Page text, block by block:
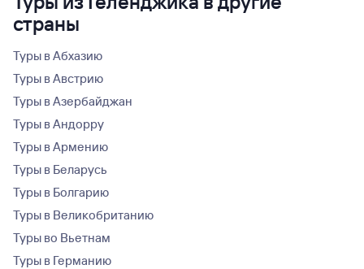
страны
Туры в Абхазию
Туры в Австрию
Туры в Азербайджан
Туры в Андорру
Туры в Армению
Туры в Беларусь
Туры в Болгарию
Туры в Великобританию
Туры во Вьетнам
Туры в Германию